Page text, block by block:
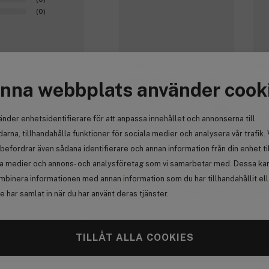
webbplats använder
enhetsidentifierare för att anpassa innehållet och annonserna till
tillhandahålla funktioner för sociala medier och analysera vår trafik.
även sådana identifierare och annan information från din enhet
medier och annons- och analysföretag som vi samarbetar med. Dessa
informationen med annan information som du har tillhandahållit
har samlat in när du har använt deras tjänster.
TILLÅT ALLA COOKIES
Wash 300ml
560 kr
Premium
Få 73 kr bonus
Få
(0)
0
Anmäl